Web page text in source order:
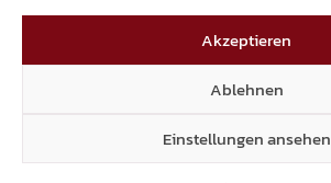
Akzeptieren
Ablehnen
Einstellungen ansehen
YouTube
15.306